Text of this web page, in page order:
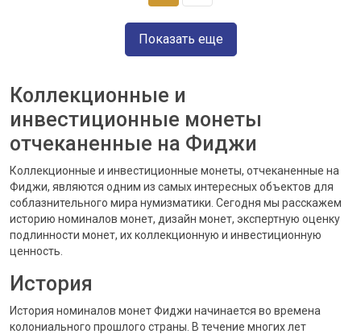
Показать еще
Коллекционные и
инвестиционные монеты
отчеканенные на Фиджи
Коллекционные и инвестиционные монеты, отчеканенные на
Фиджи, являются одним из самых интересных объектов для
соблазнительного мира нумизматики. Сегодня мы расскажем
историю номиналов монет, дизайн монет, экспертную оценку
подлинности монет, их коллекционную и инвестиционную
ценность.
История
История номиналов монет Фиджи начинается во времена
колониального прошлого страны. В течение многих лет